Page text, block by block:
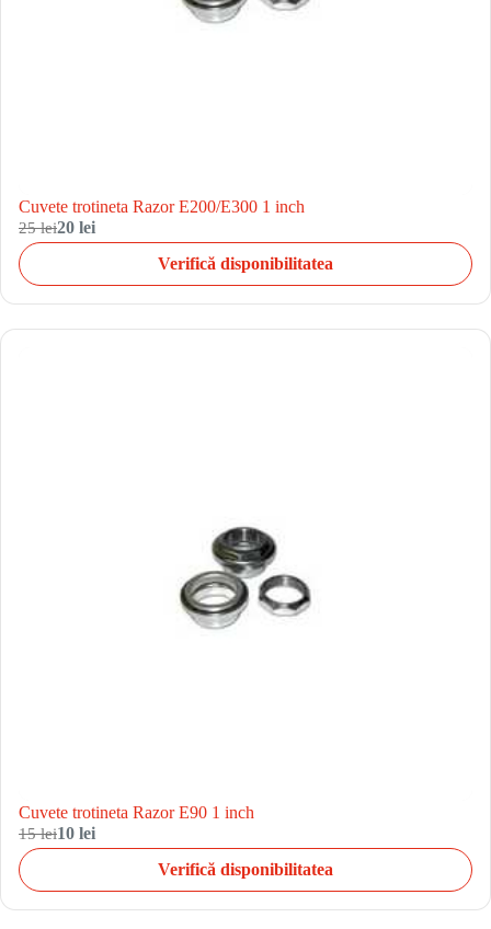
Cuvete trotineta Razor E200/E300 1 inch
25 lei20 lei
Verifică disponibilitatea
Cuvete trotineta Razor E90 1 inch
15 lei10 lei
Verifică disponibilitatea